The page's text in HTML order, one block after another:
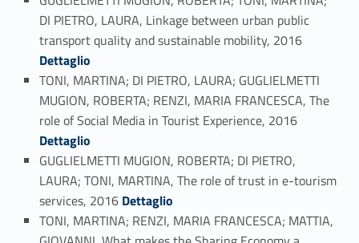
DI PIETRO, LAURA, Linkage between urban public
transport quality and sustainable mobility, 2016
Dettaglio
TONI, MARTINA; DI PIETRO, LAURA; GUGLIELMETTI
MUGION, ROBERTA; RENZI, MARIA FRANCESCA, The
role of Social Media in Tourist Experience, 2016 Link identifier #identifier_person_40863-40
Dettaglio
GUGLIELMETTI MUGION, ROBERTA; DI PIETRO,
LAURA; TONI, MARTINA, The role of trust in e-tourism
services, 2016 Link identifier #identifier_person_59699-41
Dettaglio
TONI, MARTINA; RENZI, MARIA FRANCESCA; MATTIA,